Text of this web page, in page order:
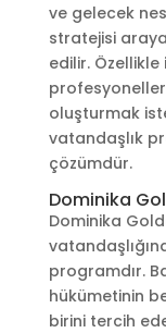
ve gelecek
stratejisi
edilir. Özellikle
oluşturmak
vatandaşlık
çözümdür.
Dominika
Dominika
programdır.
hükümetinin
birini tercih